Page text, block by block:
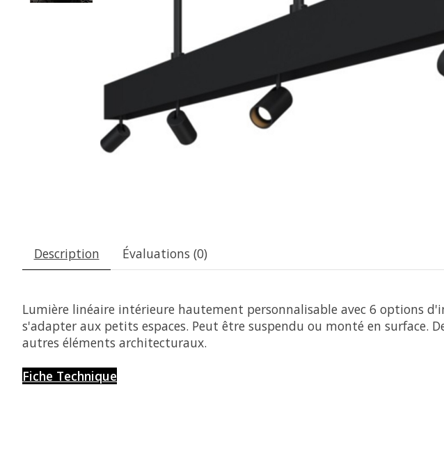
Description Évaluations (0)
Lumière linéaire intérieure hautement personnalisable avec 6 options
s'adapter aux petits espaces. Peut être suspendu ou monté en surface.
autres éléments architecturaux.
Fiche Technique